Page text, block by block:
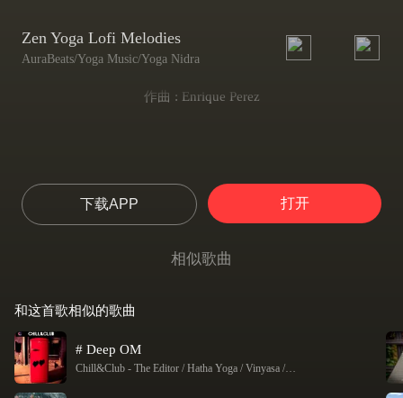
Zen Yoga Lofi Melodies
AuraBeats/Yoga Music/Yoga Nidra
作曲 : Enrique Perez
下载APP 打开
相似歌曲
和这首歌相似的歌曲
# Deep OM
Chill&Club - The Editor / Hatha Yoga / Vinyasa / Yoga / Yoga Music